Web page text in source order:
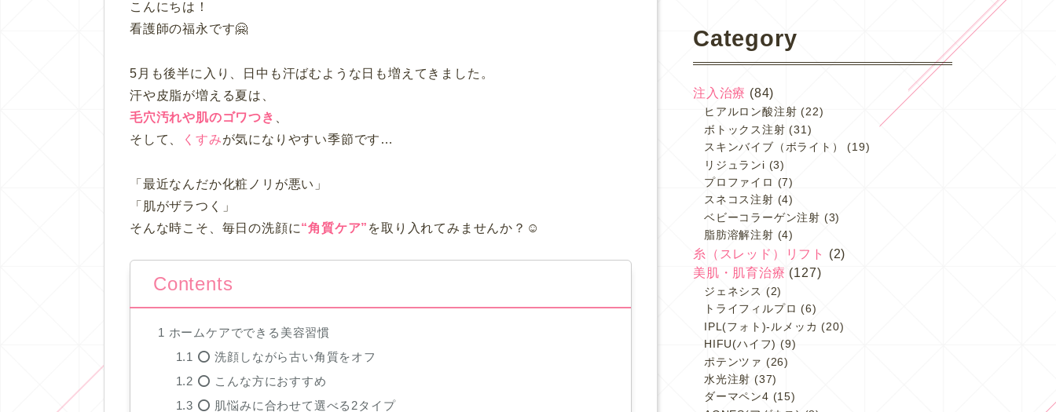
こんにちは！
看護師の福永です🤗
5月も後半に入り、日中も汗ばむような日も増えてきました。
汗や皮脂が増える夏は、
毛穴汚れや肌のゴワつき
そして、
くすみが気になりやすい季節です…
「最近なんだか化粧ノリが悪い」
「肌がザラつく」
そんな時こそ、毎日の洗顔に“角質ケア” を取り入れてみませんか？☺️
Contents
1 ホームケアでできる美容習慣
1.1 ⭕️ 洗顔しながら古い角質をオフ
1.2 ⭕️ こんな方におすすめ
1.3 ⭕️ 肌悩みに合わせて選べる2タイプ
Category
注入治療 (84)
ヒアルロン酸注射 (22)
ボトックス注射 (31)
スキンバイブ（ボライト）
(19)
リジュランi (3)
プロファイロ (7)
スネコス注射 (4)
ベビーコラーゲン注射 (3)
脂肪溶解注射 (4)
糸（スレッド）リフト
(2)
美肌・肌育治療 (127)
ジェネシス (2)
トライフィルプロ (6)
IPL(フォト)-ルメッカ (20)
HIFU(ハイフ) (9)
ポテンツァ (26)
水光注射 (37)
ダーマペン4 (15)